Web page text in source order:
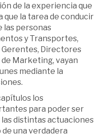
de la experiencia que
que la tarea de conducir
las personas
y Transportes,
Gerentes, Directores
Marketing, vayan
mediante la
los
para poder ser
distintas actuaciones
una verdadera